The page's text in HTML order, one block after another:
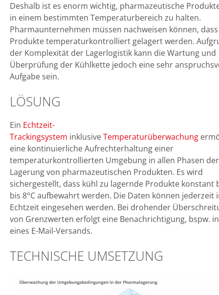
Deshalb ist es enorm wichtig, pharmazeutische
in einem bestimmten Temperaturbereich zu halten.
Pharmaunternehmen müssen nachweisen können,
Produkte temperaturkontrolliert gelagert werden.
der Komplexität der Lagerlogistik kann die Wartung und
Überprüfung der Kühlkette jedoch eine sehr
Aufgabe sein.
LÖSUNG
Ein Echtzeit-
Trackingsystem inklusiveTemperaturüberwachung
eine kontinuierliche Aufrechterhaltung einer
temperaturkontrollierten Umgebung in allen Phasen der
Lagerung von pharmazeutischen Produkten. Es wird
sichergestellt, dass kühl zu lagernde Produkte konstant
bis 8°C aufbewahrt werden. Die Daten können jederzeit
Echtzeit eingesehen werden. Bei drohender
von Grenzwerten erfolgt eine Benachrichtigung, bspw.
eines E-Mail-Versands.
TECHNISCHE UMSETZUNG